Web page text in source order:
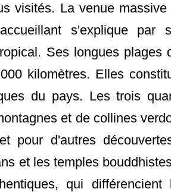
visités. La venue
s'explique par
Ses longues plages
kilomètres. Elles
du pays. Les trois
et de collines
pour d'autres
et les temples
qui